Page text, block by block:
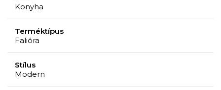
Konyha
Terméktípus
Falióra
Stílus
Modern